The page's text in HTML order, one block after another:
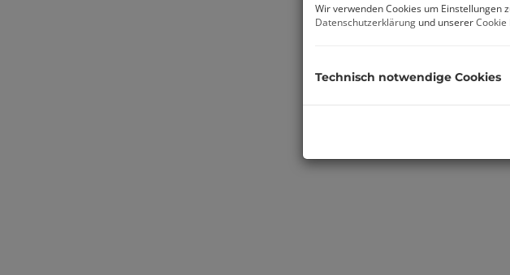
Wir verwenden Cookies um Einstellungen
Datenschutzerklärung und unsererCookie
Technisch notwendige Cookies